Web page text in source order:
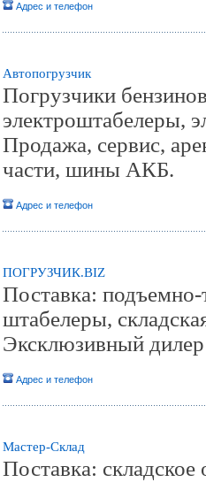
Адрес и телефон
Автопогрузчик
Погрузчики
электроштабелеры,
Продажа, сервис,
части, шины АКБ.
Адрес и телефон
ПОГРУЗЧИК.BIZ
Поставка: подъемно-
штабелеры,
Эксклюзивный
Адрес и телефон
Мастер-Склад
Поставка: